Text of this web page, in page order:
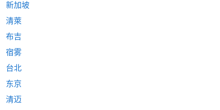
新加坡
清萊
布吉
宿雾
台北
东京
清迈